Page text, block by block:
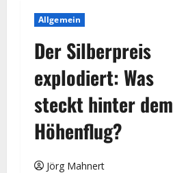
Allgemein
Der Silberpreis
explodiert: Was
steckt hinter dem
Höhenflug?
Jörg Mahnert